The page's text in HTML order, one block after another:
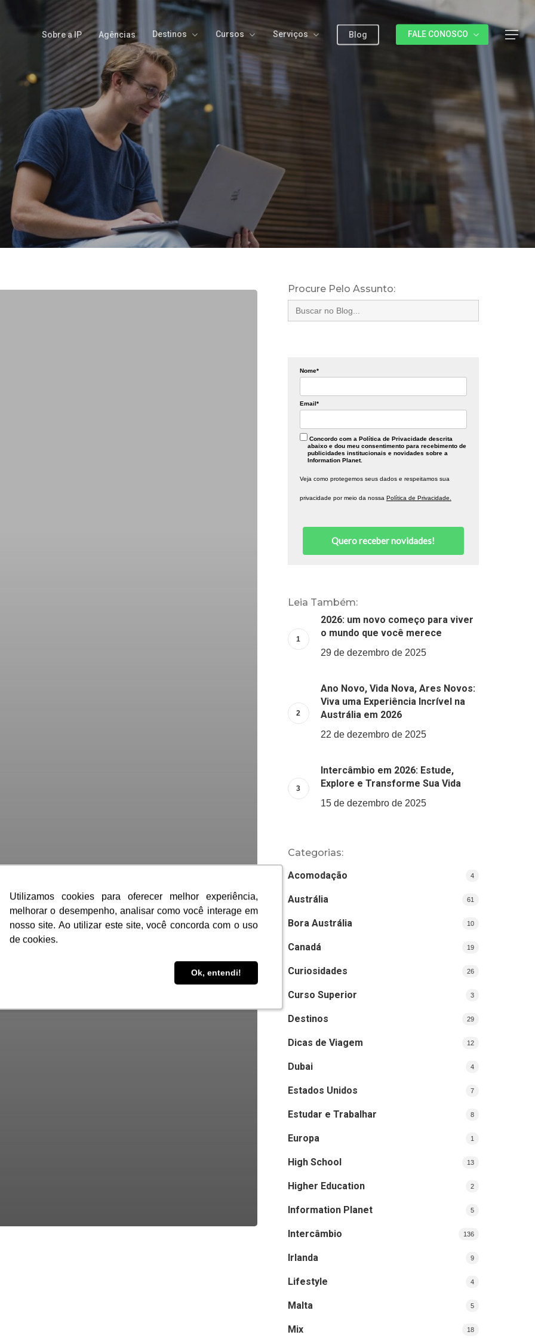
Utilizamos cookies para oferecer melhor experiência,
melhorar o desempenho, analisar como você interage em
nosso site. Ao utilizar este site, você concorda com o uso
de cookies.
Ok, entendi!
Utilizamos cookies para oferecer melhor experiência,
melhorar o desempenho, analisar como você interage em
nosso site. Ao utilizar este site, você concorda com o uso
de cookies.
Ok, entendi!
Sobre a IP Agências Destinos Cursos Serviços Blog FALE CONOSCO Menu
Procure Pelo Assunto:
Search
for:
Nome*
Email*
Concordo com a Política de Privacidade descrita
abaixo e dou meu consentimento para recebimento de
publicidades institucionais e novidades sobre a
Information Planet.
Veja como protegemos seus dados e respeitamos sua
privacidade por meio da nossa Política de Privacidade.
Quero receber novidades!
Leia Também:
2026: um novo começo para viver
o mundo que você merece
29 de dezembro de 2025
Ano Novo, Vida Nova, Ares Novos:
Viva uma Experiência Incrível na
Austrália em 2026
22 de dezembro de 2025
Intercâmbio em 2026: Estude,
Explore e Transforme Sua Vida
15 de dezembro de 2025
Categorias:
Acomodação
4
Austrália 61
Bora Austrália 10
Canadá 19
Curiosidades 26
Curso Superior 3
Destinos 29
Dicas de Viagem 12
Dubai 4
Estados Unidos 7
Estudar e Trabalhar 8
Europa 1
High School 13
Higher Education 2
Information Planet 5
Intercâmbio 136
Irlanda 9
Lifestyle 4
Malta 5
Mix 18